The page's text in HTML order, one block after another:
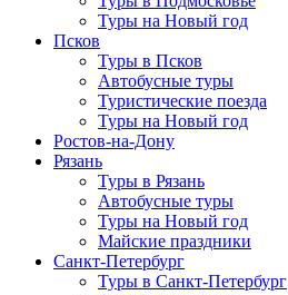
Туры на Новый год
Псков
Туры в Псков
Автобусные туры
Туристические поезда
Туры на Новый год
Ростов-на-Дону
Рязань
Туры в Рязань
Автобусные туры
Туры на Новый год
Майские праздники
Санкт-Петербург
Туры в Санкт-Петербург